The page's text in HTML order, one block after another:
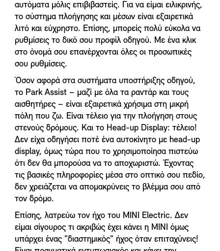
αυτόματα μόλις επιβιβαστείς. Για να είμαι ειλικρινής,
το σύστημα πλοήγησης και μέσων είναι εξαιρετικά
λιτό και εύχρηστο. Επίσης, μπορείς πολύ εύκολα να
ρυθμίσεις το δικό σου προφίλ οδηγού. Με ένα κλικ
στο όνομά σου επανέρχονται όλες οι προσωπικές
σου ρυθμίσεις.
Όσον αφορά στα συστήματα υποστήριξης οδηγού,
το Park Assist – μαζί με όλα τα ραντάρ και τους
αισθητήρες – είναι εξαιρετικά χρήσιμα στη μικρή
πόλη που ζω. Είναι τέλειο για την πλοήγηση στους
στενούς δρόμους. Και το Head-up Display: τέλειο!
Δεν είχα οδηγήσει ποτέ ένα αυτοκίνητο με head-up
display, όμως τώρα που το χρησιμοποίησα πιστεύω
ότι δεν θα μπορούσα να το αποχωριστώ. Έχοντας
τις βασικές πληροφορίες μέσα στο οπτικό σου πεδίο,
δεν χρειάζεται να απομακρύνεις το βλέμμα σου από
τον δρόμο.
Επίσης, λατρεύω τον ήχο του MINI Electric. Δεν
είμαι σίγουρος τι ακριβώς έχει κάνει η MINI όμως
υπάρχει ένας "διαστημικός" ήχος όταν επιταχύνεις!